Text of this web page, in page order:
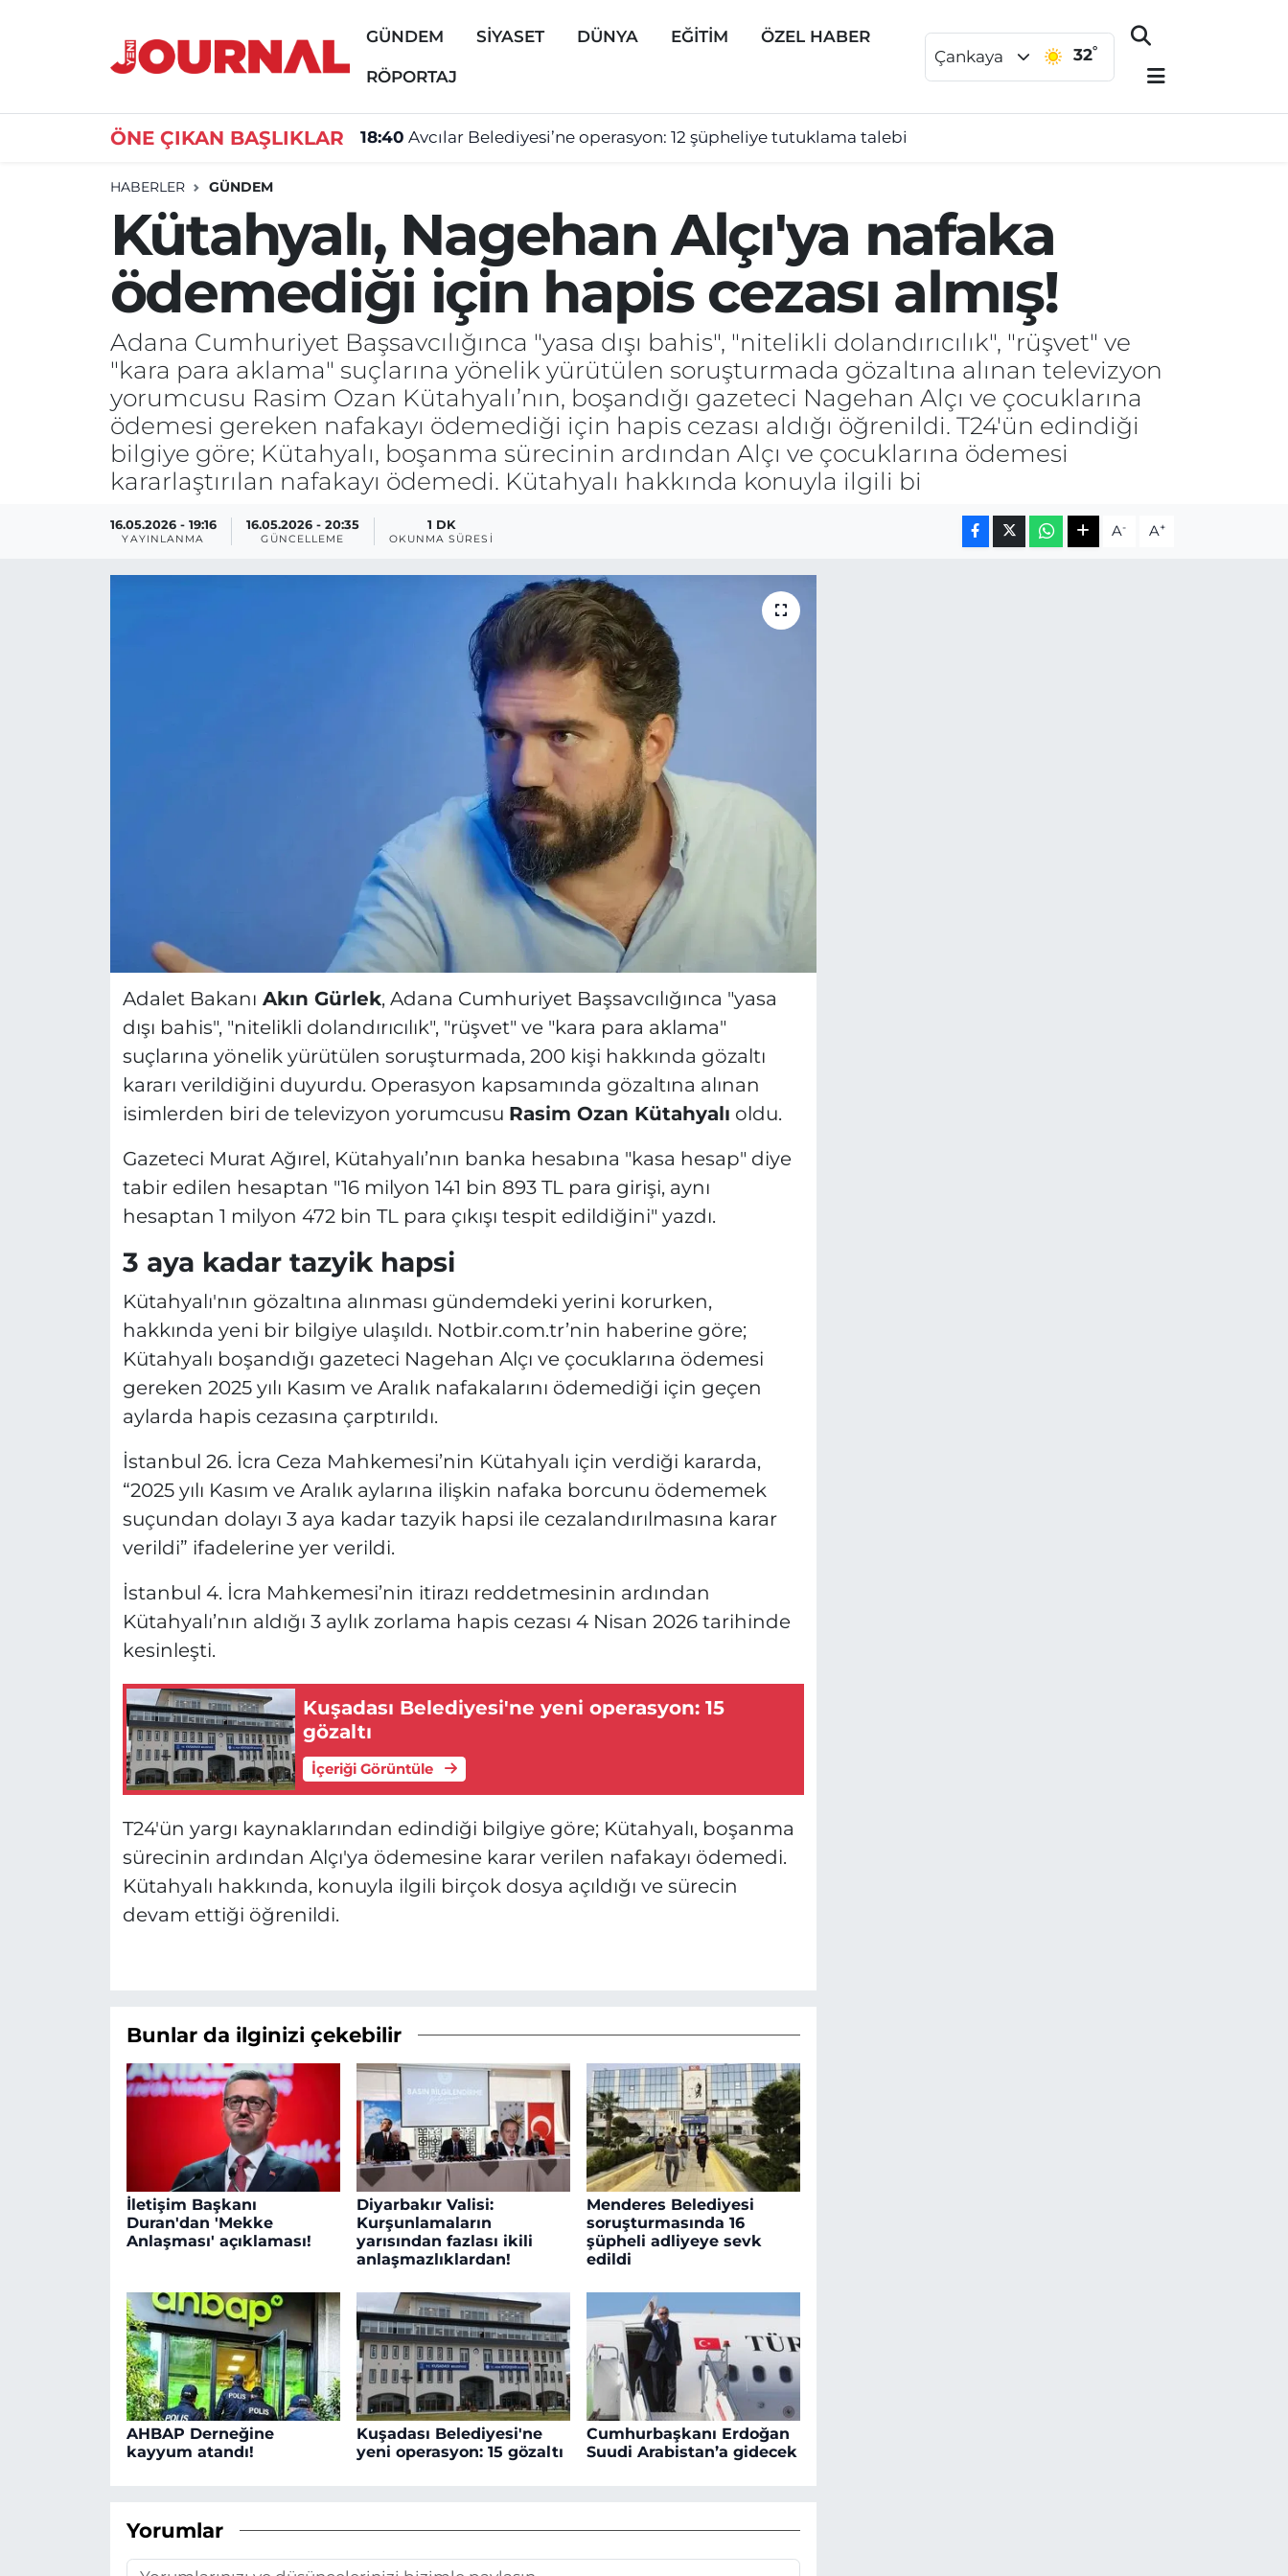
GÜNDEM SİYASET DÜNYA EĞİTİM ÖZEL HABER
RÖPORTAJ
Çankaya 32°
ÖNE ÇIKAN BAŞLIKLAR 18:40 Avcılar Belediyesi’ne operasyon: 12 şüpheliye tutuklama talebi
HABERLER GÜNDEM
Kütahyalı, Nagehan Alçı'ya nafaka
ödemediği için hapis cezası almış!
Adana Cumhuriyet Başsavcılığınca "yasa dışı bahis", "nitelikli dolandırıcılık", "rüşvet" ve
"kara para aklama" suçlarına yönelik yürütülen soruşturmada gözaltına alınan televizyon
yorumcusu Rasim Ozan Kütahyalı’nın, boşandığı gazeteci Nagehan Alçı ve çocuklarına
ödemesi gereken nafakayı ödemediği için hapis cezası aldığı öğrenildi. T24'ün edindiği
bilgiye göre; Kütahyalı, boşanma sürecinin ardından Alçı ve çocuklarına ödemesi
kararlaştırılan nafakayı ödemedi. Kütahyalı hakkında konuyla ilgili bi
16.05.2026 - 19:16
YAYINLANMA
16.05.2026 - 20:35
GÜNCELLEME
1 DK
OKUNMA SÜRESI A- A+
Adalet Bakanı Akın Gürlek, Adana Cumhuriyet Başsavcılığınca "yasa
dışı bahis", "nitelikli dolandırıcılık", "rüşvet" ve "kara para aklama"
suçlarına yönelik yürütülen soruşturmada, 200 kişi hakkında gözaltı
kararı verildiğini duyurdu. Operasyon kapsamında gözaltına alınan
isimlerden biri de televizyon yorumcusu Rasim Ozan Kütahyalı oldu.
Gazeteci Murat Ağırel, Kütahyalı’nın banka hesabına "kasa hesap" diye
tabir edilen hesaptan "16 milyon 141 bin 893 TL para girişi, aynı
hesaptan 1 milyon 472 bin TL para çıkışı tespit edildiğini" yazdı.
3 aya kadar tazyik hapsi
Kütahyalı'nın gözaltına alınması gündemdeki yerini korurken,
hakkında yeni bir bilgiye ulaşıldı. Notbir.com.tr’nin haberine göre;
Kütahyalı boşandığı gazeteci Nagehan Alçı ve çocuklarına ödemesi
gereken 2025 yılı Kasım ve Aralık nafakalarını ödemediği için geçen
aylarda hapis cezasına çarptırıldı.
İstanbul 26. İcra Ceza Mahkemesi’nin Kütahyalı için verdiği kararda,
“2025 yılı Kasım ve Aralık aylarına ilişkin nafaka borcunu ödememek
suçundan dolayı 3 aya kadar tazyik hapsi ile cezalandırılmasına karar
verildi” ifadelerine yer verildi.
İstanbul 4. İcra Mahkemesi’nin itirazı reddetmesinin ardından
Kütahyalı’nın aldığı 3 aylık zorlama hapis cezası 4 Nisan 2026 tarihinde
kesinleşti.
Kuşadası Belediyesi'ne yeni operasyon: 15
gözaltı
İçeriği Görüntüle
T24'ün yargı kaynaklarından edindiği bilgiye göre; Kütahyalı, boşanma
sürecinin ardından Alçı'ya ödemesine karar verilen nafakayı ödemedi.
Kütahyalı hakkında, konuyla ilgili birçok dosya açıldığı ve sürecin
devam ettiği öğrenildi.
Bunlar da ilginizi çekebilir
İletişim Başkanı
Duran'dan 'Mekke
Anlaşması' açıklaması!
Diyarbakır Valisi:
Kurşunlamaların
yarısından fazlası ikili
anlaşmazlıklardan!
Menderes Belediyesi
soruşturmasında 16
şüpheli adliyeye sevk
edildi
AHBAP Derneğine
kayyum atandı!
Kuşadası Belediyesi'ne
yeni operasyon: 15 gözaltı
Cumhurbaşkanı Erdoğan
Suudi Arabistan’a gidecek
Yorumlar
GÜNDEM
DÜNYA
ÖZEL HABER
Nöbetçi Eczaneler
Süper Lig Puan Durumu ve Fikstür
Tüm Manşetler
Son Dakika Haberleri
Haber Arşivi